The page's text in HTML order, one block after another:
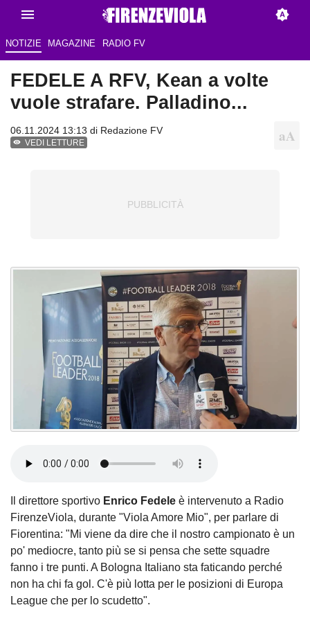
NOTIZIE MAGAZINE RADIO FV
FEDELE A RFV, Kean a volte
vuole strafare. Palladino...
06.11.2024 13:13 di Redazione FV
VEDI LETTURE
Il direttore sportivo Enrico Fedele è intervenuto a Radio
FirenzeViola, durante "Viola Amore Mio", per parlare di
Fiorentina: "Mi viene da dire che il nostro campionato è un
po' mediocre, tanto più se si pensa che sette squadre
fanno i tre punti. A Bologna Italiano sta faticando perché
non ha chi fa gol. C'è più lotta per le posizioni di Europa
League che per lo scudetto".